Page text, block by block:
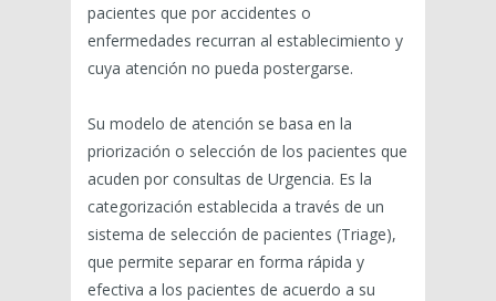
pacientes que por accidentes o
enfermedades recurran al establecimiento y
cuya atención no pueda postergarse.
Su modelo de atención se basa en la
priorización o selección de los pacientes que
acuden por consultas de Urgencia. Es la
categorización establecida a través de un
sistema de selección de pacientes (Triage),
que permite separar en forma rápida y
efectiva a los pacientes de acuerdo a su